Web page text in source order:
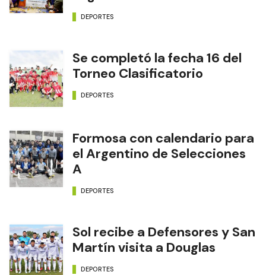
DEPORTES
Se completó la fecha 16 del
Torneo Clasificatorio
DEPORTES
Formosa con calendario para
el Argentino de Selecciones
A
DEPORTES
Sol recibe a Defensores y San
Martín visita a Douglas
DEPORTES